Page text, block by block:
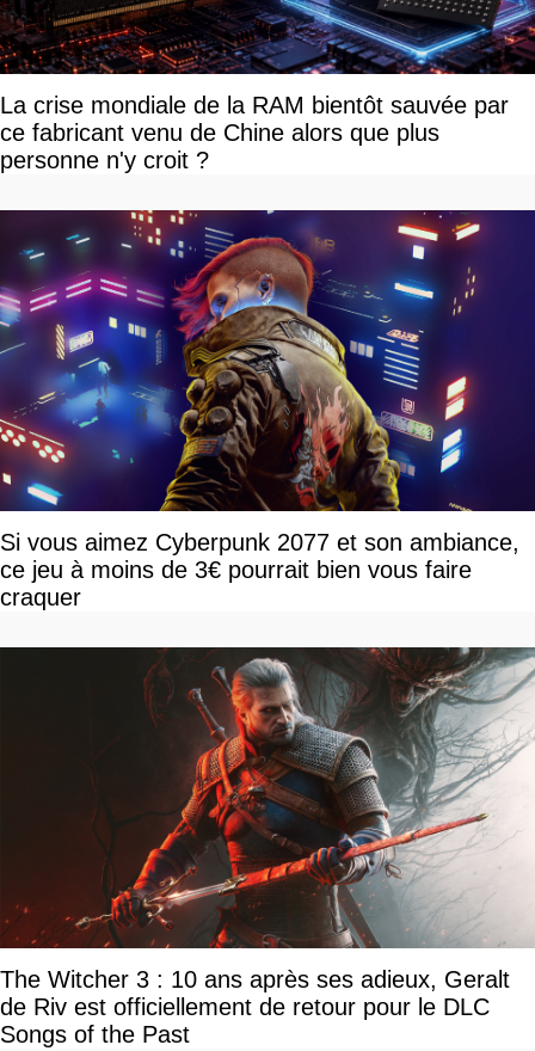
La crise mondiale de la RAM bientôt sauvée par
ce fabricant venu de Chine alors que plus
personne n'y croit ?
Si vous aimez Cyberpunk 2077 et son ambiance,
ce jeu à moins de 3€ pourrait bien vous faire
craquer
The Witcher 3 : 10 ans après ses adieux, Geralt
de Riv est officiellement de retour pour le DLC
Songs of the Past